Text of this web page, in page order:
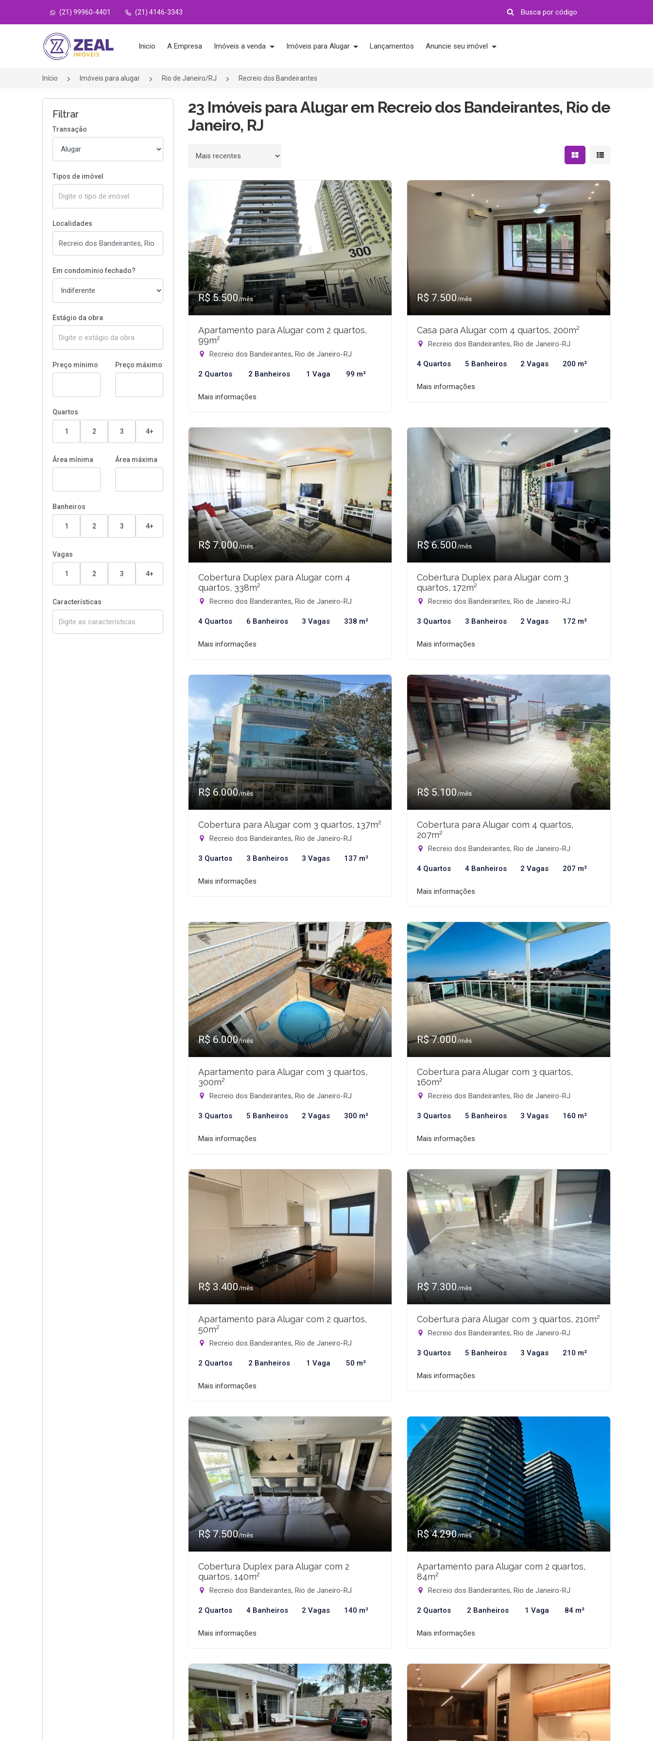
(21) 99960-4401 (21) 4146-3343
Página inicial
Inicio A Empresa Imóveis a venda Imóveis para Alugar Lançamentos Anuncie seu imóvel
Início Imóveis para alugar Rio de Janeiro/RJ Recreio dos Bandeirantes
Filtrar
Transação
Tipos de imóvel
Localidades
Em condomínio fechado?
Estágio da obra
Preço mínimo Preço máximo
Quartos
1 2 3 4+
Área mínima Área máxima
Banheiros
1 2 3 4+
Vagas
1 2 3 4+
Características
23 Imóveis para Alugar em Recreio dos Bandeirantes, Rio de
Janeiro, RJ
Ordenar por Mostrar resultados em
Mostrar
R$ 5.500/mês
Apartamento para Alugar com 2 quartos,
99m²
Recreio dos Bandeirantes, Rio de Janeiro-RJ
2 Quartos 2 Banheiros 1 Vaga 99 m²
Mais informações
R$ 7.500/mês
Casa para Alugar com 4 quartos, 200m²
Recreio dos Bandeirantes, Rio de Janeiro-RJ
4 Quartos 5 Banheiros 2 Vagas 200 m²
Mais informações
R$ 7.000/mês
Cobertura Duplex para Alugar com 4
quartos, 338m²
Recreio dos Bandeirantes, Rio de Janeiro-RJ
4 Quartos 6 Banheiros 3 Vagas 338 m²
Mais informações
R$ 6.500/mês
Cobertura Duplex para Alugar com 3
quartos, 172m²
Recreio dos Bandeirantes, Rio de Janeiro-RJ
3 Quartos 3 Banheiros 2 Vagas 172 m²
Mais informações
R$ 6.000/mês
Cobertura para Alugar com 3 quartos, 137m²
Recreio dos Bandeirantes, Rio de Janeiro-RJ
3 Quartos 3 Banheiros 3 Vagas 137 m²
Mais informações
R$ 5.100/mês
Cobertura para Alugar com 4 quartos,
207m²
Recreio dos Bandeirantes, Rio de Janeiro-RJ
4 Quartos 4 Banheiros 2 Vagas 207 m²
Mais informações
R$ 6.000/mês
Apartamento para Alugar com 3 quartos,
300m²
Recreio dos Bandeirantes, Rio de Janeiro-RJ
3 Quartos 5 Banheiros 2 Vagas 300 m²
Mais informações
R$ 7.000/mês
Cobertura para Alugar com 3 quartos,
160m²
Recreio dos Bandeirantes, Rio de Janeiro-RJ
3 Quartos 5 Banheiros 3 Vagas 160 m²
Mais informações
R$ 3.400/mês
Apartamento para Alugar com 2 quartos,
50m²
Recreio dos Bandeirantes, Rio de Janeiro-RJ
2 Quartos 2 Banheiros 1 Vaga 50 m²
Mais informações
R$ 7.300/mês
Cobertura para Alugar com 3 quartos, 210m²
Recreio dos Bandeirantes, Rio de Janeiro-RJ
3 Quartos 5 Banheiros 3 Vagas 210 m²
Mais informações
R$ 7.500/mês
Cobertura Duplex para Alugar com 2
quartos, 140m²
Recreio dos Bandeirantes, Rio de Janeiro-RJ
2 Quartos 4 Banheiros 2 Vagas 140 m²
Mais informações
R$ 4.290/mês
Apartamento para Alugar com 2 quartos,
84m²
Recreio dos Bandeirantes, Rio de Janeiro-RJ
2 Quartos 2 Banheiros 1 Vaga 84 m²
Mais informações